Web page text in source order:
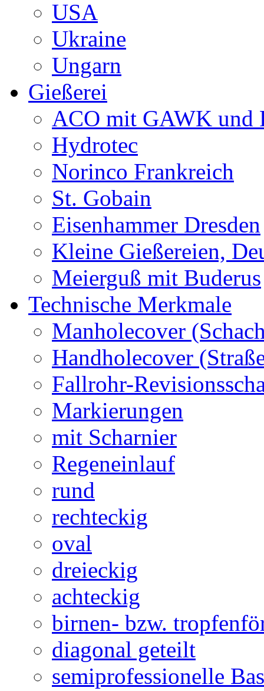
USA
Ukraine
Ungarn
Gießerei
ACO mit GAWK und
Hydrotec
Norinco Frankreich
St. Gobain
Eisenhammer Dresden
Kleine Gießereien,
Meierguß mit Buderus
Technische Merkmale
Manholecover
Handholecover
Fallrohr-
Markierungen
mit Scharnier
Regeneinlauf
rund
rechteckig
oval
dreieckig
achteckig
birnen- bzw.
diagonal geteilt
semiprofessionelle